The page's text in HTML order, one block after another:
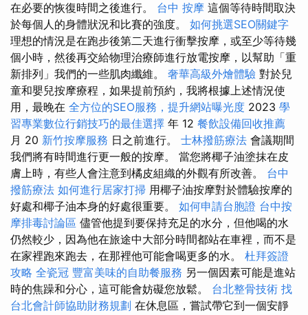
在必要的恢復時間之後進行。 台中 按摩 這個等待時間取決
於每個人的身體狀況和比賽的強度。 如何挑選SEO關鍵字
理想的情況是在跑步後第二天進行衝擊按摩，或至少等待幾
個小時，然後再交給物理治療師進行放電按摩，以幫助「重
新排列」我們的一些肌肉纖維。 奢華高級外燴體驗 對於兒
童和嬰兒按摩療程，如果提前預約，我將根據上述情況使
用，最晚在 全方位的SEO服務，提升網站曝光度 2023 學
習專業數位行銷技巧的最佳選擇 年 12 餐飲設備回收推薦
月 20 新竹按摩服務 日之前進行。 士林撥筋療法 會議期間
我們將有時間進行更一般的按摩。 當您將椰子油塗抹在皮
膚上時，有些人會注意到橘皮組織的外觀有所改善。 台中
撥筋療法 如何進行居家打掃 用椰子油按摩對於體驗按摩的
好處和椰子油本身的好處很重要。 如何申請台胞證 台中按
摩排毒討論區 儘管他提到要保持充足的水分，但他喝的水
仍然較少，因為他在旅途中大部分時間都站在車裡，而不是
在家裡跑來跑去，在那裡他可能會喝更多的水。 杜拜簽證
攻略 全瓷冠 豐富美味的自助餐服務 另一個因素可能是進站
時的焦躁和分心，這可能會妨礙您放鬆。 台北整骨技術 找
台北會計師協助財務規劃 在休息區，嘗試帶它到一個安靜